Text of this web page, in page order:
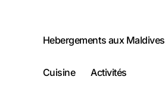
Hebergements aux Maldives
Cuisine Activités